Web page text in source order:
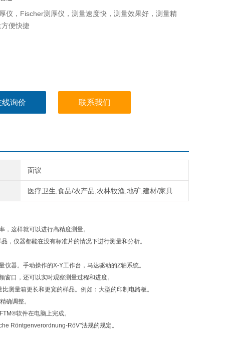
仪，Fischer测厚仪，测量速度快，测量效果好，测量精
便快捷
线询价 联系我们
面议
医疗卫生,食品/农产品,农林牧渔,地矿,建材/家具
这样就可以进行高精度测量。
，仪器都能在没有标准片的情况下进行测量和分析。
器。手动操作的X-Y工作台，马达驱动的Z轴系统。
口，还可以实时观察测量过程和进度。
测量箱更长和更宽的样品。例如：大型的印制电路板。
确调整。
软件在电脑上完成。
Röntgenverordnung-RöV"法规的规定。